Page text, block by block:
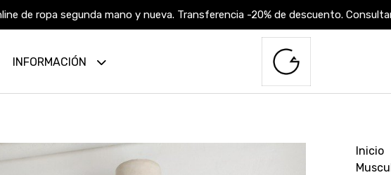
de ropa segunda mano y nueva. Transferencia -20% de descuento.
INFORMACIÓN
Inicio